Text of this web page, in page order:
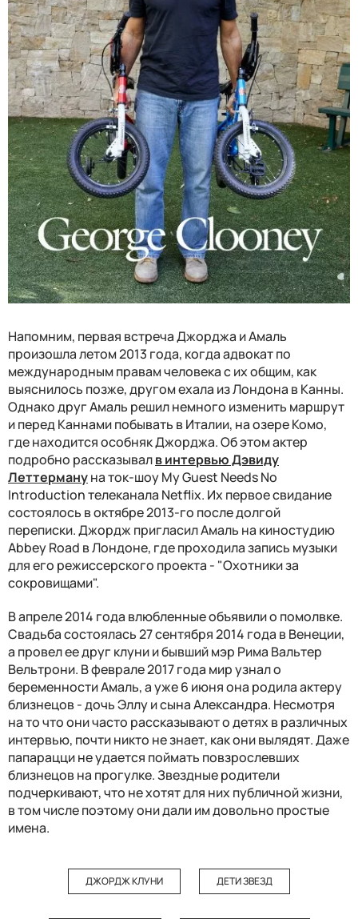
Напомним, первая встреча Джорджа и Амаль
произошла летом 2013 года, когда адвокат по
международным правам человека с их общим, как
выяснилось позже, другом ехала из Лондона в Канны.
Однако друг Амаль решил немного изменить маршрут
и перед Каннами побывать в Италии, на озере Комо,
где находится особняк Джорджа. Об этом актер
подробно рассказывалв интервью Дэвиду
Леттермануна ток-шоу My Guest Needs No
Introduction телеканала Netflix. Их первое свидание
состоялось в октябре 2013-го после долгой
переписки. Джордж пригласил Амаль на киностудию
Abbey Road в Лондоне, где проходила запись музыки
для его режиссерского проекта - "Охотники за
сокровищами".
В апреле 2014 года влюбленные объявили о помолвке.
Свадьба состоялась 27 сентября 2014 года в Венеции,
а провел ее друг клуни и бывший мэр Рима Вальтер
Вельтрони. В феврале 2017 года мир узнал о
беременности Амаль, а уже 6 июня она родила актеру
близнецов - дочь Эллу и сына Александра. Несмотря
на то что они часто рассказывают о детях в различных
интервью, почти никто не знает, как они вылядят. Даже
папарацци не удается поймать повзрослевших
близнецов на прогулке. Звездные родители
подчеркивают, что не хотят для них публичной жизни,
в том числе поэтому они дали им довольно простые
имена.
ДЖОРДЖ КЛУНИ ДЕТИ ЗВЕЗД